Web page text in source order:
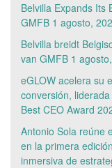
Belvilla Expands Its
GMFB 1 agosto,
Belvilla breidt
van GMFB 1
eGLOW acelera su
conversión,
Best CEO Award
Antonio Sola reúne
en la primera
inmersiva de